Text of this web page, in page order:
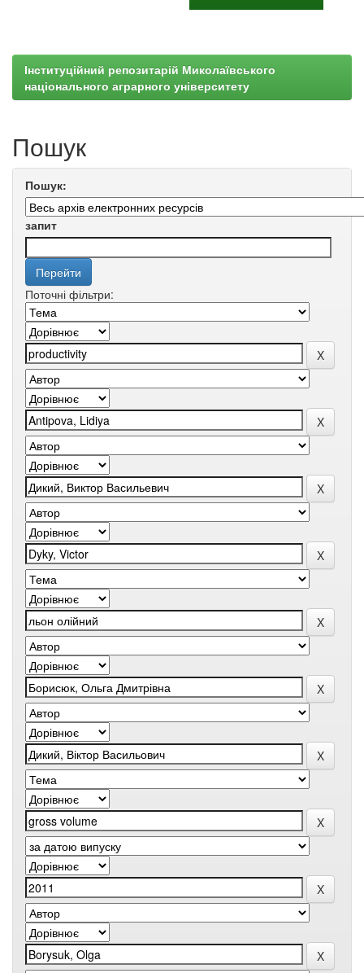
Інституційний репозитарій Миколаївського
національного аграрного університету
Пошук
Пошук:
запит
Поточні фільтри: